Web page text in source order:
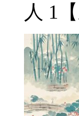
人 1